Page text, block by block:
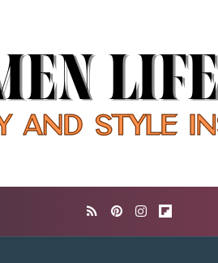
RSSPinterestInstagram